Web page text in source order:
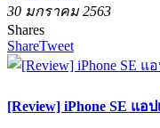
30 มกราคม 2563
Shares
ShareTweet
[Review] iPhone SE แอ